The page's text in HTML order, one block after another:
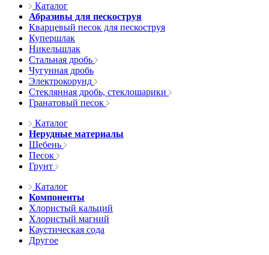
Каталог
Абразивы для пескоструя
Кварцевый песок для пескоструя
Купершлак
Никельшлак
Стальная дробь
Чугунная дробь
Электрокорунд
Стеклянная дробь, стеклошарики
Гранатовый песок
Каталог
Нерудные материалы
Щебень
Песок
Грунт
Каталог
Компоненты
Хлористый кальций
Хлористый магний
Каустическая сода
Другое